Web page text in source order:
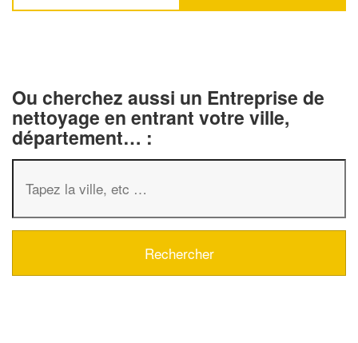
Ou cherchez aussi un Entreprise de
nettoyage en entrant votre ville,
département… :